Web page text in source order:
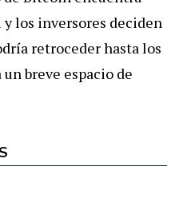
los inversores deciden
retroceder hasta los
breve espacio de